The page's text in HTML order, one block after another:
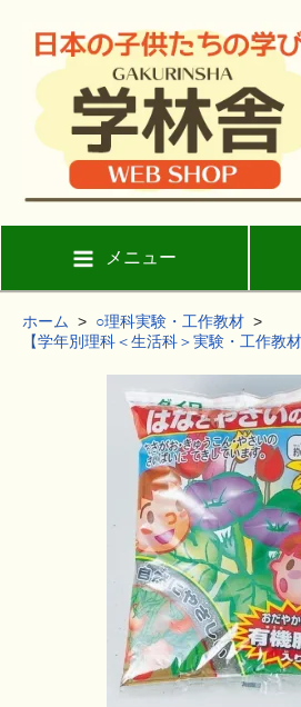
メニュー
ホーム > ○理科実験・工作教材 >
【学年別理科＜生活科＞実験・工作教